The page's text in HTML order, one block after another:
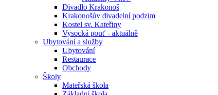
Divadlo Krakonoš
Krakonošův divadelní podzim
Kostel sv. Kateřiny
Vysocká pouť - aktuálně
Ubytování a služby
Ubytování
Restaurace
Obchody
Školy
Mateřská škola